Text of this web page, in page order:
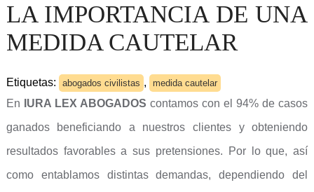
LA IMPORTANCIA DE UNA
MEDIDA CAUTELAR
Etiquetas: abogados civilistas , medida cautelar
En IURA LEX ABOGADOS contamos con el 94% de casos
ganados beneficiando a nuestros clientes y obteniendo
resultados favorables a sus pretensiones. Por lo que, así
como entablamos distintas demandas, dependiendo del